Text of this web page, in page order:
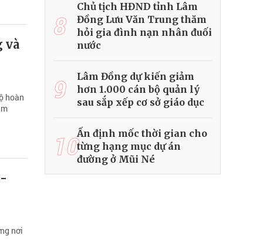
và
hoàn
nơi
8
Chủ tịch HĐND tỉnh Lâm
Đồng Lưu Văn Trung thăm
hỏi gia đình nạn nhân đuối
nước
9
Lâm Đồng dự kiến giảm
hơn 1.000 cán bộ quản lý
sau sắp xếp cơ sở giáo dục
10Ấn định mốc thời gian cho
từng hạng mục dự án
đường ở Mũi Né